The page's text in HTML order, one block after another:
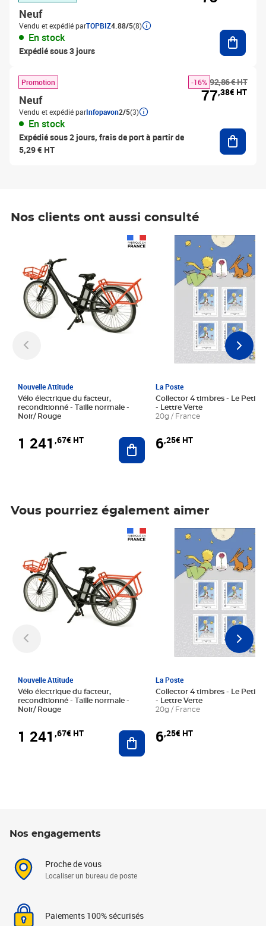
Neuf
Vendu et expédié parTOPBIZ4.88/5(8)
En stock
Expédié sous 3 jours
Promotion
Neuf
Vendu et expédié parInfopavon2/5(3)
En stock
Expédié sous 2 jours, frais de port à partir de
5,29 € HT
92,86 € HT
-16%
77,38€ HT
Nos clients ont aussi consulté
Nouvelle Attitude
Vélo électrique du facteur,
reconditionné - Taille normale -
Noir/ Rouge
1 241 ,67€ HT Ajouter au panier
La Poste
Collector 4 timbres - Le Petit
- Lettre Verte
20g / France
6,25€ HT
Prix 6,25€ HT
Vous pourriez également aimer
Nouvelle Attitude
Vélo électrique du facteur,
reconditionné - Taille normale -
Noir/ Rouge
1 241 ,67€ HT Ajouter au panier
La Poste
Collector 4 timbres - Le Petit
- Lettre Verte
20g / France
6,25€ HT
Prix 6,25€ HT
Nos engagements
Proche de vous
Localiser un bureau de poste
Paiements 100% sécurisés